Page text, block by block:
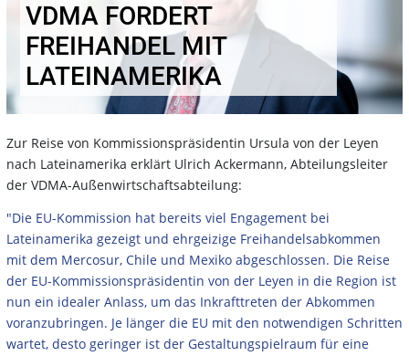
VDMA FORDERT
FREIHANDEL MIT
LATEINAMERIKA
Zur Reise von Kommissionspräsidentin Ursula von der Leyen
nach Lateinamerika erklärt Ulrich Ackermann, Abteilungsleiter
der VDMA-Außenwirtschaftsabteilung:
"Die EU-Kommission hat bereits viel Engagement bei
Lateinamerika gezeigt und ehrgeizige Freihandelsabkommen
mit dem Mercosur, Chile und Mexiko abgeschlossen. Die Reise
der EU-Kommissionspräsidentin von der Leyen in die Region ist
nun ein idealer Anlass, um das Inkrafttreten der Abkommen
voranzubringen. Je länger die EU mit den notwendigen Schritten
wartet, desto geringer ist der Gestaltungspielraum für eine